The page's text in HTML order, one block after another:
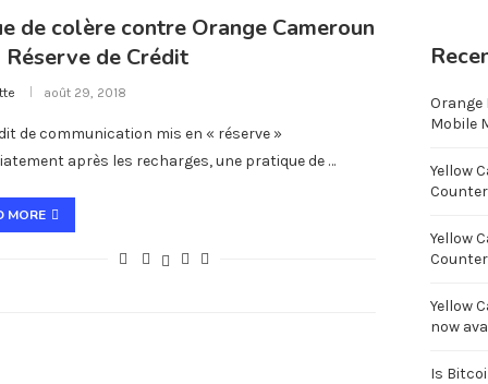
de colère contre Orange Cameroun
Réserve de Crédit
août 29, 2018
de communication mis en « réserve »
après les recharges, une pratique de …
MORE
Orange
Mobile
Yellow
Counter
Yellow
Yellow
now
Is